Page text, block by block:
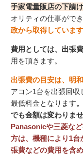
手家電量販店の下請
オリティの仕事ができ
政から取得していま
費用としては、出張
用を頂きます。
出張費の目安は、明
アコン1台を出張回
最低料金となります
でも金額は変わりませ
Panasonicや三菱な
方は、機種により1
張費などの費用を含